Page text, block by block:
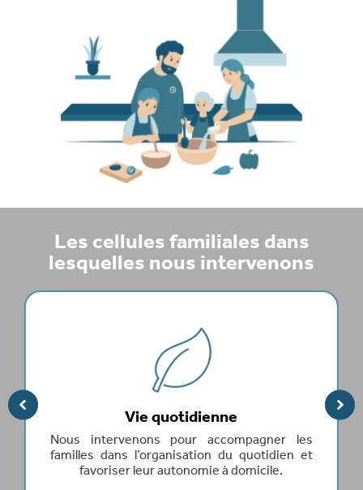
Les cellules familiales dans
lesquelles nous intervenons
Maladie / décès
Nous accompagnons les familles lors
d’épreuves difficiles en apportant un soutien
concret au quotidien et en aidant à préserver